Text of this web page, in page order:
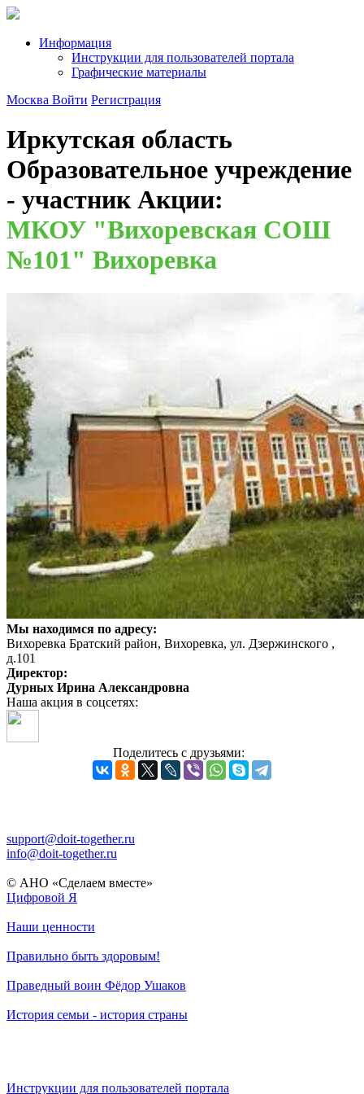
Информация
Инструкции для пользователей портала
Графические материалы
Москва Войти Регистрация
Иркутская область
Образовательное учреждение
- участник Акции:
МКОУ "Вихоревская СОШ
№101" Вихоревка
Мы находимся по адресу:
Вихоревка Братский район, Вихоревка, ул. Дзержинского ,
д.101
Директор:
Дурных Ирина Александровна
Наша акция в соцсетях:
Поделитесь с друзьями:
support@doit-together.ru
info@doit-together.ru
© АНО «Сделаем вместе»
Цифровой Я
Наши ценности
Правильно быть здоровым!
Праведный воин Фёдор Ушаков
История семьи - история страны
Инструкции для пользователей портала